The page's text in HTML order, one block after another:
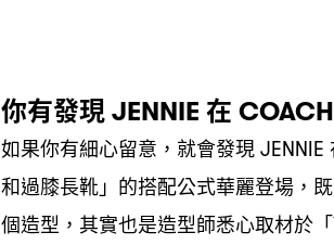
你有發現JENNIE 在
如果你有細心留意 ， 就會發現JENNIE
和過膝長靴」的搭配公式華麗登場 ，
個造型 ， 其實也是造型師悉心取材於「